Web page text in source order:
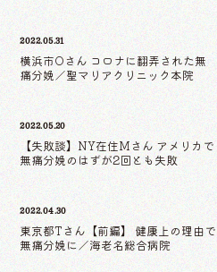
2022.05.31
横浜市Oさん コロナに翻弄された無
痛分娩／聖マリアクリニック本院
2022.05.20
【失敗談】NY在住Mさん アメリカで
無痛分娩のはずが2回とも失敗
2022.04.30
東京都Tさん【前編】 健康上の理由で
無痛分娩に／海老名総合病院